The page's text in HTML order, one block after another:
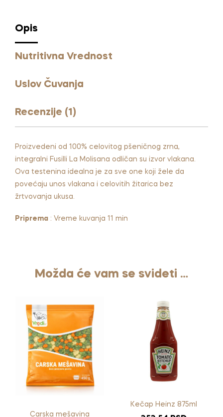
t
v
Opis
Nutritivna Vrednost
Uslov Čuvanja
Recenzije (1)
Proizvedeni od 100% celovitog pšeničnog zrna,
integralni Fusilli La Molisana odličan su izvor vlakana.
Ova testenina idealna je za sve one koji žele da
povećaju unos vlakana i celovitih žitarica bez
žrtvovanja ukusa.
Priprema : Vreme kuvanja 11 min
Možda će vam se svideti …
Carska mešavina
Kečap Heinz 875ml